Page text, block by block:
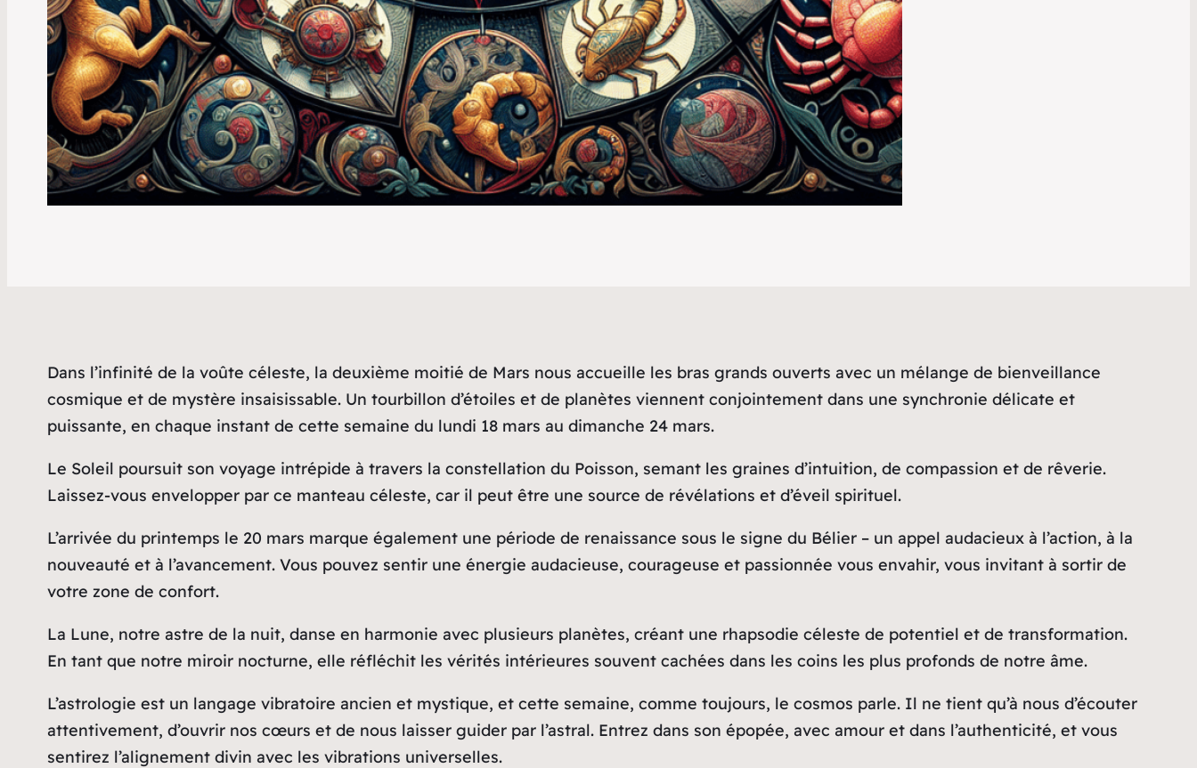
Dans l’infinité de la voûte céleste, la deuxième moitié de Mars nous accueille les bras grands ouverts avec un mélange de bienveillance
cosmique et de mystère insaisissable. Un tourbillon d’étoiles et de planètes viennent conjointement dans une synchronie délicate et
puissante, en chaque instant de cette semaine du lundi 18 mars au dimanche 24 mars.
Le Soleil poursuit son voyage intrépide à travers la constellation du Poisson, semant les graines d’intuition, de compassion et de rêverie.
Laissez-vous envelopper par ce manteau céleste, car il peut être une source de révélations et d’éveil spirituel.
L’arrivée du printemps le 20 mars marque également une période de renaissance sous le signe du Bélier – un appel audacieux à l’action, à la
nouveauté et à l’avancement. Vous pouvez sentir une énergie audacieuse, courageuse et passionnée vous envahir, vous invitant à sortir de
votre zone de confort.
La Lune, notre astre de la nuit, danse en harmonie avec plusieurs planètes, créant une rhapsodie céleste de potentiel et de transformation.
En tant que notre miroir nocturne, elle réfléchit les vérités intérieures souvent cachées dans les coins les plus profonds de notre âme.
L’astrologie est un langage vibratoire ancien et mystique, et cette semaine, comme toujours, le cosmos parle. Il ne tient qu’à nous d’écouter
attentivement, d’ouvrir nos cœurs et de nous laisser guider par l’astral. Entrez dans son épopée, avec amour et dans l’authenticité, et vous
sentirez l’alignement divin avec les vibrations universelles.